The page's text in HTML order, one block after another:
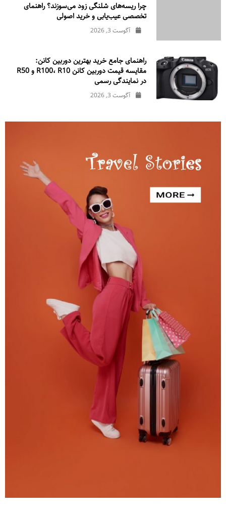
چرا ریسه‌های شلنگی زود می‌سوزند؟ راهنمای
تخصصی عیب‌یابی و خرید اصولی
آگوست 3, 2026
راهنمای جامع خرید بهترین دوربین کانن:
مقایسه قیمت دوربین کانن R100، R10 و R50
در نمایندگی رسمی
آگوست 3, 2026